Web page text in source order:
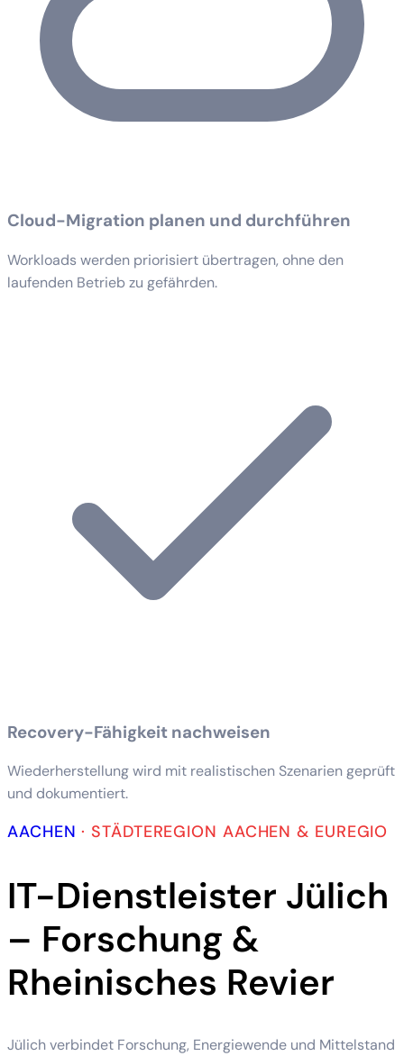
Cloud-Migration planen und durchführen
Workloads werden priorisiert übertragen, ohne den
laufenden Betrieb zu gefährden.
Recovery-Fähigkeit nachweisen
Wiederherstellung wird mit realistischen Szenarien geprüft
und dokumentiert.
AACHEN · STÄDTEREGION AACHEN & EUREGIO
IT-Dienstleister Jülich
– Forschung &
Rheinisches Revier
Jülich verbindet Forschung, Energiewende und Mittelstand